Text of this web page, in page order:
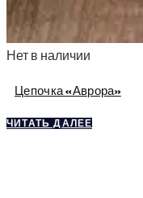
Нет в наличии
Цепочка «Аврора»
ЧИТАТЬ ДАЛЕЕ